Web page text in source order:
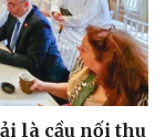
là cầu nối thu